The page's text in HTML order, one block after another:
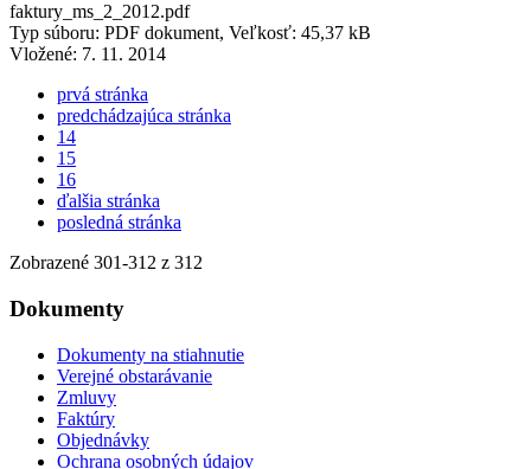
faktury_ms_2_2012.pdf
Typ súboru: PDF dokument, Veľkosť: 45,37 kB
Vložené: 7. 11. 2014
prvá stránka
predchádzajúca stránka
14
15
16
ďalšia stránka
posledná stránka
Zobrazené 301-312 z 312
Dokumenty
Dokumenty na stiahnutie
Verejné obstarávanie
Zmluvy
Faktúry
Objednávky
Ochrana osobných údajov